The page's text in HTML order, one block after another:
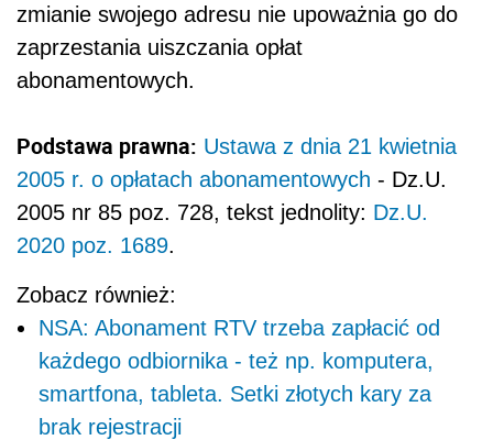
zmianie swojego adresu nie upoważnia go do
zaprzestania uiszczania opłat
abonamentowych.
Podstawa prawna: Ustawa z dnia 21 kwietnia
2005 r. o opłatach abonamentowych - Dz.U.
2005 nr 85 poz. 728, tekst jednolity: Dz.U.
2020 poz. 1689.
Zobacz również:
NSA: Abonament RTV trzeba zapłacić od
każdego odbiornika - też np. komputera,
smartfona, tableta. Setki złotych kary za
brak rejestracji